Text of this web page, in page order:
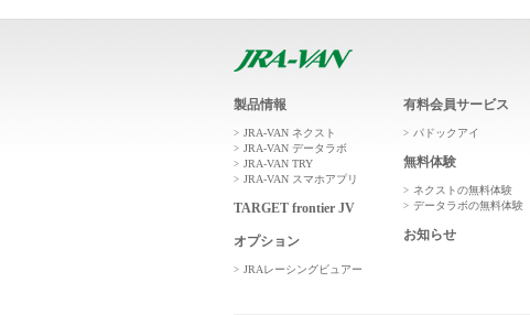
製品情報
JRA-VAN ネクスト
JRA-VAN データラボ
JRA-VAN TRY
JRA-VAN スマホアプリ
TARGET frontier JV
オプション
JRAレーシングビュアー
有料会員サービス
パドックアイ
無料体験
ネクストの無料体験
データラボの無料体験
お知らせ